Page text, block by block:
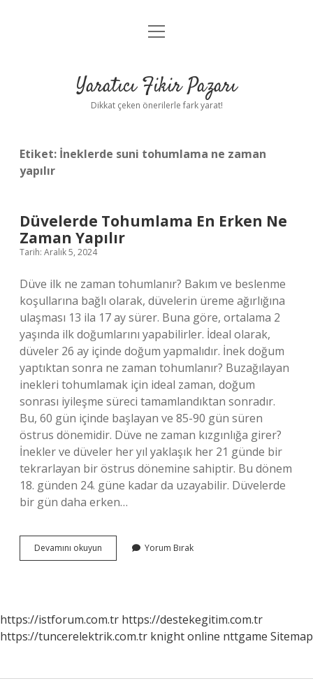
Anasayfa
Yasal Uyarı
menüyü
Yaratıcı Fikir Pazarı
Dikkat çeken önerilerle fark yarat!
Etiket: İneklerde suni tohumlama ne zaman
yapılır
Düvelerde Tohumlama En Erken Ne
Zaman Yapılır
Tarih: Aralık 5, 2024
Düve ilk ne zaman tohumlanır? Bakım ve beslenme
koşullarına bağlı olarak, düvelerin üreme ağırlığına
ulaşması 13 ila 17 ay sürer. Buna göre, ortalama 2
yaşında ilk doğumlarını yapabilirler. İdeal olarak,
düveler 26 ay içinde doğum yapmalıdır. İnek doğum
yaptıktan sonra ne zaman tohumlanır? Buzağılayan
inekleri tohumlamak için ideal zaman, doğum
sonrası iyileşme süreci tamamlandıktan sonradır.
Bu, 60 gün içinde başlayan ve 85-90 gün süren
östrus dönemidir. Düve ne zaman kızgınlığa girer?
İnekler ve düveler her yıl yaklaşık her 21 günde bir
tekrarlayan bir östrus dönemine sahiptir. Bu dönem
18. günden 24. güne kadar da uzayabilir. Düvelerde
bir gün daha erken…
Devamını okuyun Düvelerde
Tohumlama
Yapılır
Yorum Bırak
https://istforum.com.tr https://destekegitim.com.tr
https://tuncerelektrik.com.tr knight online nttgame Sitemap